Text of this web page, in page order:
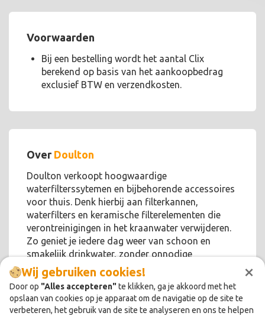
×
Wij gebruiken cookies!
Door op "Alles accepteren"te klikken, ga je akkoord met het
opslaan van cookies op je apparaat om de navigatie op de site te
verbeteren, het gebruik van de site te analyseren en ons te helpen
Voorwaarden
Bij een bestelling wordt het aantal Clix
berekend op basis van het aankoopbedrag
exclusief BTW en verzendkosten.
Over Doulton
Doulton verkoopt hoogwaardige
waterfilterssytemen en bijbehorende accessoires
voor thuis. Denk hierbij aan filterkannen,
waterfilters en keramische filterelementen die
verontreinigingen in het kraanwater verwijderen.
Zo geniet je iedere dag weer van schoon en
smakelijk drinkwater, zonder onnodige
chemicaliën!